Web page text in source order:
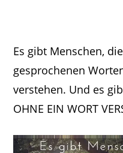
Es gibt Menschen,
gesprochenen
verstehen. Und es
OHNE EIN WORT